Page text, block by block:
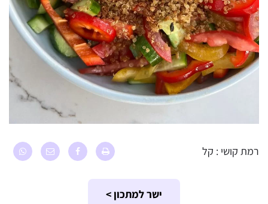
רמת קושי : קל
ישר למתכון >